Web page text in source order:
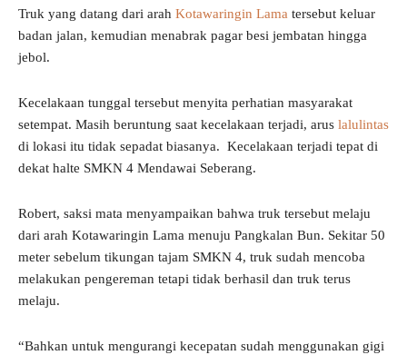
Truk yang datang dari arah Kotawaringin Lama tersebut keluar
badan jalan, kemudian menabrak pagar besi jembatan hingga
jebol.
Kecelakaan tunggal tersebut menyita perhatian masyarakat
setempat. Masih beruntung saat kecelakaan terjadi, arus lalulintas
di lokasi itu tidak sepadat biasanya. Kecelakaan terjadi tepat di
dekat halte SMKN 4 Mendawai Seberang.
Robert, saksi mata menyampaikan bahwa truk tersebut melaju
dari arah Kotawaringin Lama menuju Pangkalan Bun. Sekitar 50
meter sebelum tikungan tajam SMKN 4, truk sudah mencoba
melakukan pengereman tetapi tidak berhasil dan truk terus
melaju.
“Bahkan untuk mengurangi kecepatan sudah menggunakan gigi